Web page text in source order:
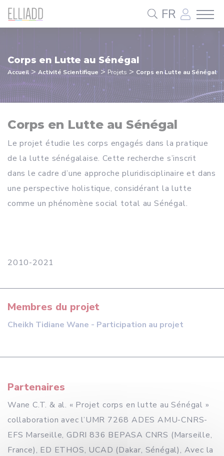
FR
Corps en Lutte au Sénégal
Accueil > Activité Scientifique > Projets > Corps en Lutte au Sénégal
Corps en Lutte au Sénégal
Le projet étudie les corps engagés dans la pratique
de la lutte sénégalaise. Cette recherche s’inscrit
dans le cadre d’une approche pluridisciplinaire et dans
une perspective holistique, considérant la lutte
comme un phénomène social total au Sénégal.
2010-2021
Membres du projet
Cheikh Tidiane Wane - Participation au projet
Partenaires
Wane C.T. & al. « Projet corps en lutte au Sénégal »
collaboration avec l’UMR 7268 ADES AMU-CNRS-
EFS Marseille, GDRI 836 BEPASA CNRS (Marseille,
France), ED ETHOS, UCAD (Dakar, Sénégal), Avec la
Panneau de gestion des cookies